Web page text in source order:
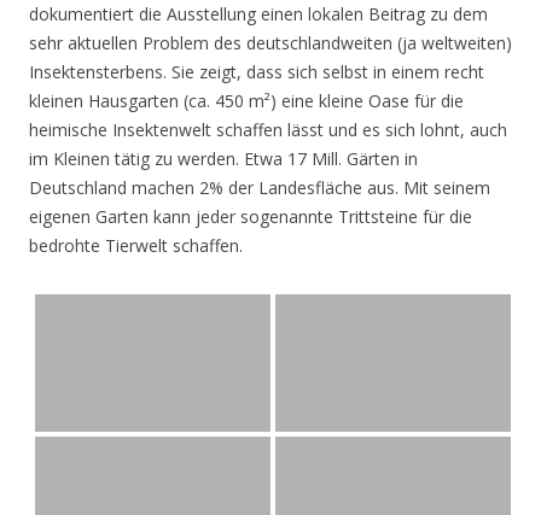
dokumentiert die Ausstellung einen lokalen Beitrag zu dem
sehr aktuellen Problem des deutschlandweiten (ja weltweiten)
Insektensterbens. Sie zeigt, dass sich selbst in einem recht
kleinen Hausgarten (ca. 450 m²) eine kleine Oase für die
heimische Insektenwelt schaffen lässt und es sich lohnt, auch
im Kleinen tätig zu werden. Etwa 17 Mill. Gärten in
Deutschland machen 2% der Landesfläche aus. Mit seinem
eigenen Garten kann jeder sogenannte Trittsteine für die
bedrohte Tierwelt schaffen.